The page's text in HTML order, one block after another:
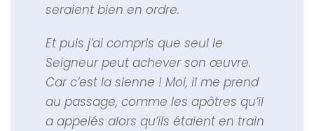
seraient bien en ordre.
Et puis j’ai compris que seul le
Seigneur peut achever son œuvre.
Car c’est la sienne ! Moi, il me prend
au passage, comme les apôtres qu’il
a appelés alors qu’ils étaient en train